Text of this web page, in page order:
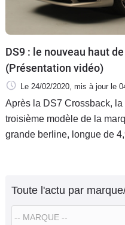
DS9 : le nouveau haut
(Présentation vidéo)
Le 24/02/2020 , mis à jour le
Après la DS7 Crossback,
troisième modèle de la
grande berline, longue de
Toute l'actu par